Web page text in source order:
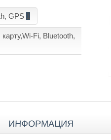
GPS 1
Fi, Bluetooth,
ИНФОРМАЦИЯ